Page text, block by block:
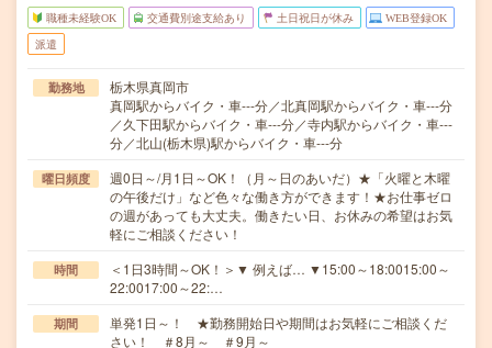
職種未経験OK 交通費別途支給あり 土日祝日が休み WEB登録OK
派遣
勤務地
栃木県真岡市
真岡駅からバイク・車---分／北真岡駅からバイク・車---分
／久下田駅からバイク・車---分／寺内駅からバイク・車---
分／北山(栃木県)駅からバイク・車---分
曜日頻度
週0日～/月1日～OK！（月～日のあいだ）★「火曜と木曜
の午後だけ」など色々な働き方ができます！★お仕事ゼロ
の週があっても大丈夫。働きたい日、お休みの希望はお気
軽にご相談ください！
時間
＜1日3時間～OK！＞▼ 例えば… ▼15:00～18:0015:00～
22:0017:00～22:…
期間
単発1日～！ ★勤務開始日や期間はお気軽にご相談くだ
さい！ ＃8月～ ＃9月～